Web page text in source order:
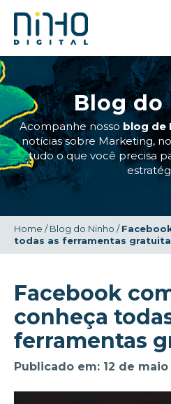
Blog do
Acompanhe nosso blog de
notícias sobre Marketing,
tudo o que você precisa
Home /Blog do Ninho /
todas as ferramentas
Facebook
conheça
ferramentas
Publicado em: 12 de maio